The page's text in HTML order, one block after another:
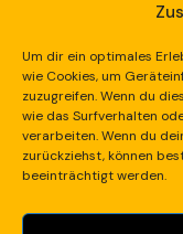
Um dir ein optimales
wie Cookies, um
zuzugreifen. Wenn du
wie das Surfverhalten
verarbeiten. Wenn du
zurückziehst, können
beeinträchtigt werden.